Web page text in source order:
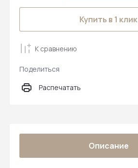
Купить в 1 клик
К сравнению
Поделиться
Распечатать
Описание